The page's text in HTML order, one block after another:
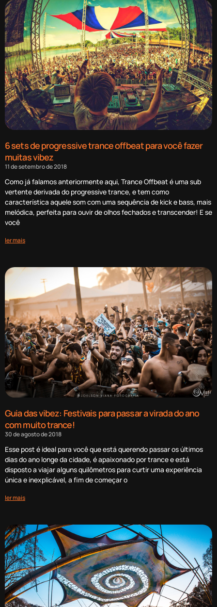
6 sets de progressive trance offbeat para você fazer
muitas vibez
11 de setembro de 2018
Como já falamos anteriormente aqui, Trance Offbeat é uma sub
vertente derivada do progressive trance, e tem como
característica aquele som com uma sequência de kick e bass, mais
melódica, perfeita para ouvir de olhos fechados e transcender! E se
você
ler mais
Guia das vibez: Festivais para passar a virada do ano
com muito trance!
30 de agosto de 2018
Esse post é ideal para você que está querendo passar os últimos
dias do ano longe da cidade, é apaixonado por trance e está
disposto a viajar alguns quilômetros para curtir uma experiência
única e inexplicável, a fim de começar o
ler mais